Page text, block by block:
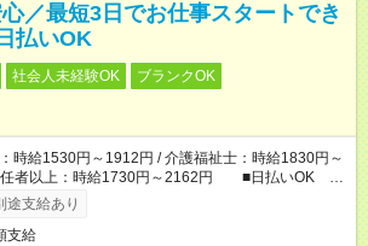
／最短3日でお仕事スタートでき
払いOK
社会人未経験OK
ブランクOK
時給1530円～1912円 / 介護福祉士：時給1830円～
任者以上：時給1730円～2162円 ■日払いOK ■
2240円（時給1530円×8h）
途支給あり
支給